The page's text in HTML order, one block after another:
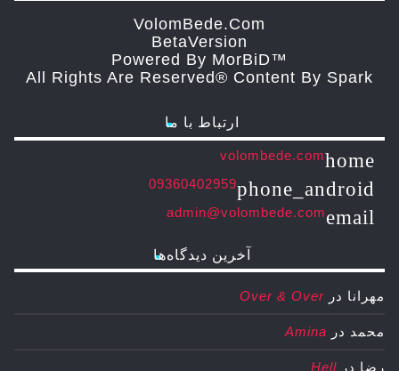
VolomBede.com
ΒetaVersion
Powered By MorBiD™
All Rights Are Reserved® Content By Spark
ارتباط با ما
home
volombede.com
phone_android
09360402959
email
admin@volombede.com
آخرین دیدگاه‌ها
مهرانا در Over & Over
محمد در Amina
رضا در Hell